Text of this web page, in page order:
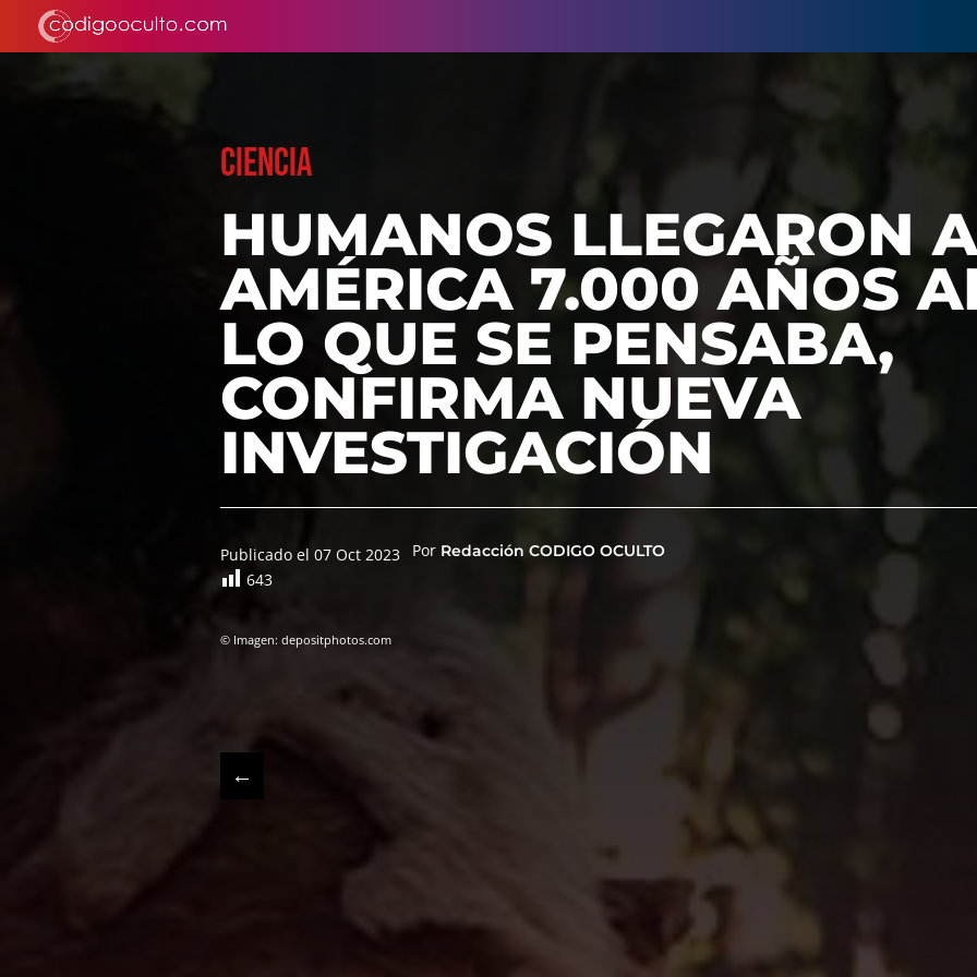
CIENCIA
HUMANOS LLEGARON A
AMÉRICA 7.000 AÑOS
LO QUE SE PENSABA,
CONFIRMA NUEVA
INVESTIGACIÓN
Publicado el 07 Oct 2023 Por Redacción CODIGO OCULTO
643
© Imagen: depositphotos.com
←